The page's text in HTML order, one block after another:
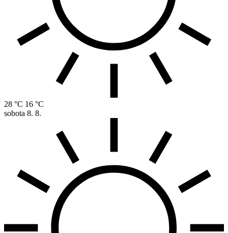
28 °C 16 °C
sobota 8. 8.